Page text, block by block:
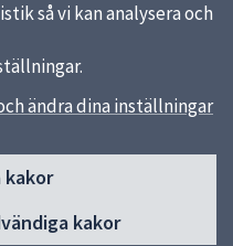
så vi kan analysera och
ändra dina inställningar
kakor